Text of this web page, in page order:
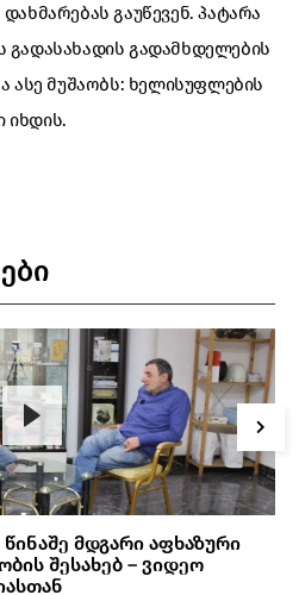
გაუწევენ. პატარა
გადასახადის გადამხდელების
ასე მუშაობს: ხელისუფლების
იხდის.
მდგარი აფხაზური
შესახებ – ვიდეო